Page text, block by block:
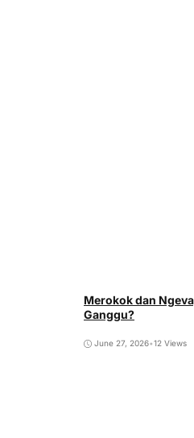
Merokok dan
Ganggu?
June 27, 2026•12 Views